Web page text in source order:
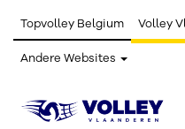
Topvolley Belgium Volley
Andere Websites